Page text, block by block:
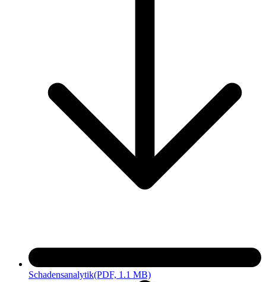
Schadensanalytik(PDF, 1.1 MB)